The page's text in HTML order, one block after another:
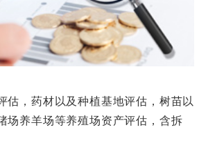
，药材以及种植基地评估，树苗以
场养羊场等养殖场资产评估，含拆